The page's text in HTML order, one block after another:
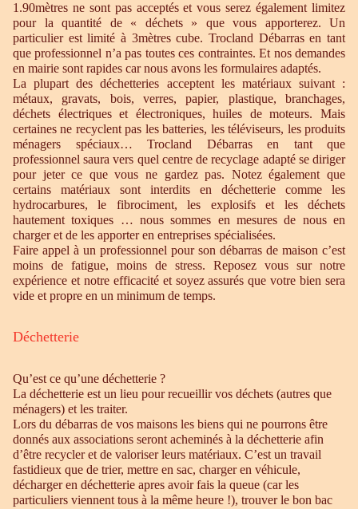
1.90mètres ne sont pas acceptés et vous serez également limitez
pour la quantité de « déchets » que vous apporterez. Un
particulier est limité à 3mètres cube. Trocland Débarras en tant
que professionnel n’a pas toutes ces contraintes. Et nos demandes
en mairie sont rapides car nous avons les formulaires adaptés.
La plupart des déchetteries acceptent les matériaux suivant :
métaux, gravats, bois, verres, papier, plastique, branchages,
déchets électriques et électroniques, huiles de moteurs. Mais
certaines ne recyclent pas les batteries, les téléviseurs, les produits
ménagers spéciaux… Trocland Débarras en tant que
professionnel saura vers quel centre de recyclage adapté se diriger
pour jeter ce que vous ne gardez pas. Notez également que
certains matériaux sont interdits en déchetterie comme les
hydrocarbures, le fibrociment, les explosifs et les déchets
hautement toxiques … nous sommes en mesures de nous en
charger et de les apporter en entreprises spécialisées.
Faire appel à un professionnel pour son débarras de maison c’est
moins de fatigue, moins de stress. Reposez vous sur notre
expérience et notre efficacité et soyez assurés que votre bien sera
vide et propre en un minimum de temps.
Déchetterie
Qu’est ce qu’une déchetterie ?
La déchetterie est un lieu pour recueillir vos déchets (autres que
ménagers) et les traiter.
Lors du débarras de vos maisons les biens qui ne pourrons être
donnés aux associations seront acheminés à la déchetterie afin
d’être recycler et de valoriser leurs matériaux. C’est un travail
fastidieux que de trier, mettre en sac, charger en véhicule,
décharger en déchetterie apres avoir fais la queue (car les
particuliers viennent tous à la même heure !), trouver le bon bac